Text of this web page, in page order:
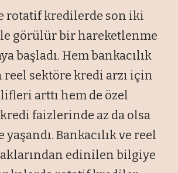
rotatif kredilerde son iki
görülür bir hareketlenme
başladı. Hem bankacılık
sektöre kredi arzı için
arttı hem de özel
faizlerinde az da olsa
Bankacılık ve reel
edinilen bilgiye